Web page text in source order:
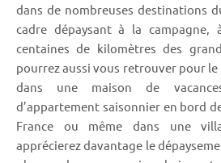
dans de nombreuses destinations
cadre dépaysant à la campagne,
centaines de kilomètres des
pourrez aussi vous retrouver pour
dans une maison de
d’appartement saisonnier en bord
France ou même dans une
apprécierez davantage le